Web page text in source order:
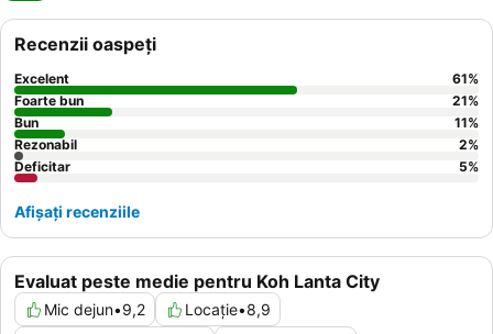
Evaluat peste medie pentru Koh Lanta City
Mic dejun•9,2 Locație•8,9
Recenzii oaspeți
Excelent 61%
Foarte bun
21%
Bun
11%
Rezonabil
2%
Deficitar
5%
Afișați recenziile